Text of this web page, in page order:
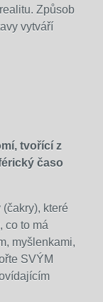
Způsob
vytváří
tvořící z
časo
které
co to má
myšlenkami,
SVÝM